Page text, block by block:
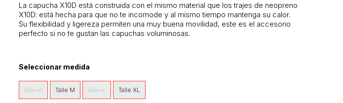
La capucha X10D está construida con el mismo material que los trajes de neopreno
X10D: está hecha para que no te incomode y al mismo tiempo mantenga su calor.
Su flexibilidad y ligereza permiten una muy buena movilidad, este es el accesorio
perfecto si no te gustan las capuchas voluminosas.
Seleccionar medida
Talle S Talle M Talle L Talle XL